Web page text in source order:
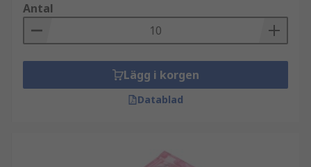
Antal
Lägg i korgen
Datablad